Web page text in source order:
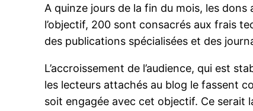
A quinze jours de la fin du mois, les dons
l’objectif, 200 sont consacrés aux frais
des publications spécialisées et des
L’accroissement de l’audience, qui est
les lecteurs attachés au blog le fassent
soit engagée avec cet objectif. Ce serait